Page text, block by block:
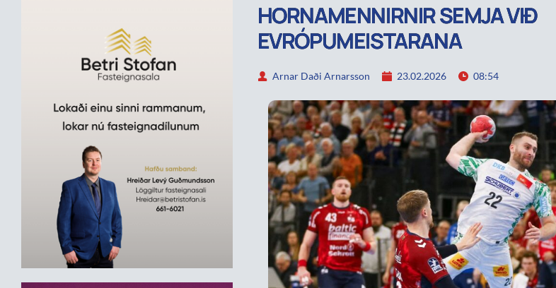
HORNAMENNIRNIR SEMJA VIÐ
EVRÓPUMEISTARANA
Arnar Daði Arnarsson 23.02.2026 08:54